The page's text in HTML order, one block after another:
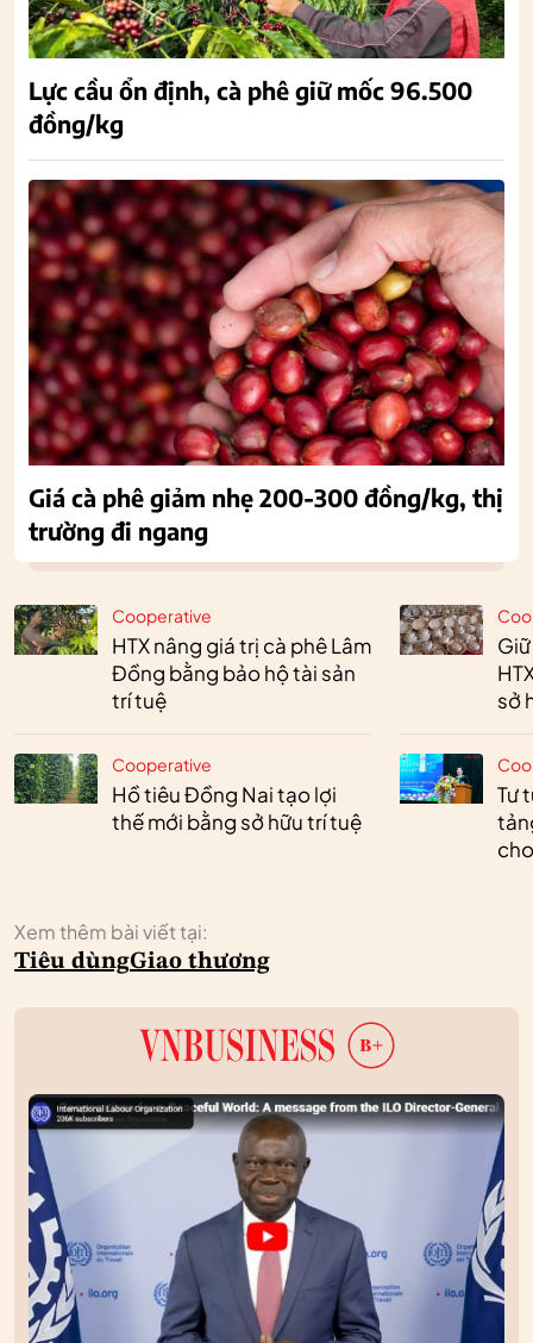
Cooperative
HTX nâng giá trị cà phê Lâm
Đồng bằng bảo hộ tài sản
trí tuệ
Cooperative
Hồ tiêu Đồng Nai tạo lợi
thế mới bằng sở hữu trí tuệ
sở
Tư
Xem thêm bài viết tại:
Tiêu dùngGiao thương
Lực cầu ổn định, cà phê giữ mốc 96.500
đồng/kg
Giá cà phê giảm nhẹ 200-300 đồng/kg, thị
trường đi ngang